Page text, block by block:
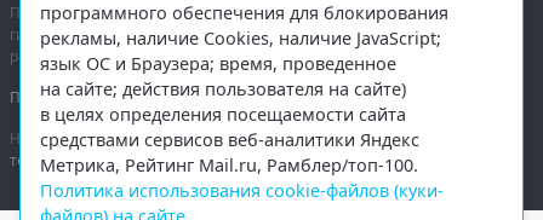
При полном или частичном использовании любых материалов
гиперссылка на region29.ru обязательна. Копирование материалов без
разрешения администрации сайта запрещено.
Правовая информация.
На информационном ресурсе применяютсярекомендательные
технологии.
программного обеспечения для блокирования
рекламы, наличие Cookies, наличие JavaScript;
язык ОС и Браузера; время, проведенное
на сайте; действия пользователя на сайте)
в целях определения посещаемости сайта
средствами сервисов веб-аналитики Яндекс
Метрика, Рейтинг Mail.ru, Рамблер/топ-100.
Политика использования cookie-файлов (куки-